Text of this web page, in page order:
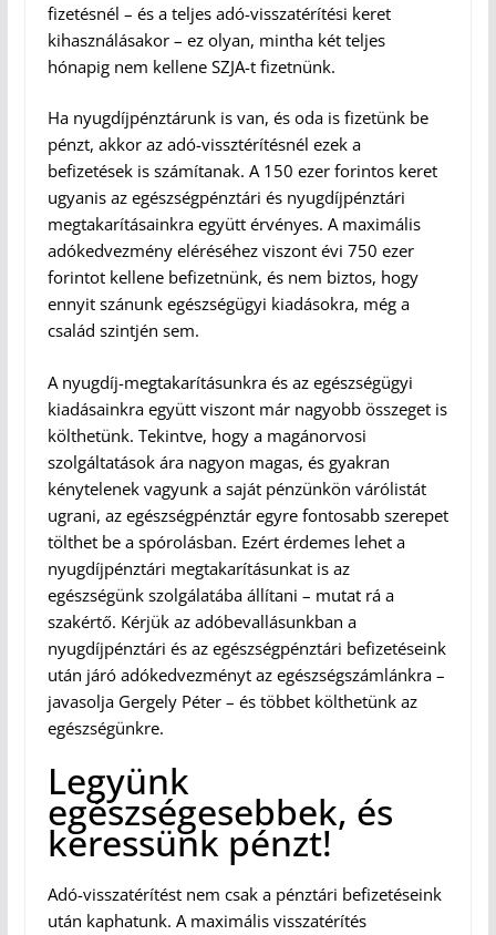
fizetésnél – és a teljes adó-visszatérítési keret
kihasználásakor – ez olyan, mintha két teljes
hónapig nem kellene SZJA-t fizetnünk.
Ha nyugdíjpénztárunk is van, és oda is fizetünk be
pénzt, akkor az adó-vissztérítésnél ezek a
befizetések is számítanak. A 150 ezer forintos keret
ugyanis az egészségpénztári és nyugdíjpénztári
megtakarításainkra együtt érvényes. A maximális
adókedvezmény eléréséhez viszont évi 750 ezer
forintot kellene befizetnünk, és nem biztos, hogy
ennyit szánunk egészségügyi kiadásokra, még a
család szintjén sem.
A nyugdíj-megtakarításunkra és az egészségügyi
kiadásainkra együtt viszont már nagyobb összeget is
költhetünk. Tekintve, hogy a magánorvosi
szolgáltatások ára nagyon magas, és gyakran
kénytelenek vagyunk a saját pénzünkön várólistát
ugrani, az egészségpénztár egyre fontosabb szerepet
tölthet be a spórolásban. Ezért érdemes lehet a
nyugdíjpénztári megtakarításunkat is az
egészségünk szolgálatába állítani – mutat rá a
szakértő. Kérjük az adóbevallásunkban a
nyugdíjpénztári és az egészségpénztári befizetéseink
után járó adókedvezményt az egészségszámlánkra –
javasolja Gergely Péter – és többet költhetünk az
egészségünkre.
Legyünk
egészségesebbek, és
keressünk pénzt!
Adó-visszatérítést nem csak a pénztári befizetéseink
után kaphatunk. A maximális visszatérítés